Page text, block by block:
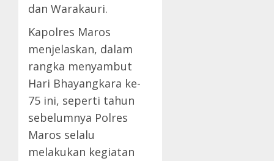
dan Warakauri.
Kapolres Maros
menjelaskan, dalam
rangka menyambut
Hari Bhayangkara ke-
75 ini, seperti tahun
sebelumnya Polres
Maros selalu
melakukan kegiatan